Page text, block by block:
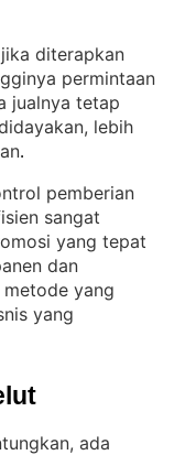
diterapkan
permintaan
jualnya tetap
lebih
.
pemberian
sangat
yang tepat
dan
metode yang
yang
ada